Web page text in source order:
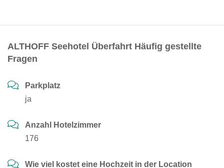
ALTHOFF Seehotel Überfahrt Häufig gestellte
Fragen
Parkplatz
ja
Anzahl Hotelzimmer
176
Wie viel kostet eine Hochzeit in der Location